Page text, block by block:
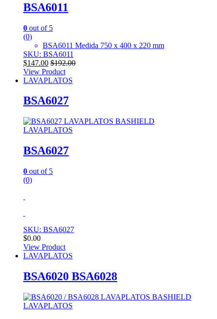
BSA6011
0 out of 5
(0)
BSA6011 Medida 750 x 400 x 220 mm
SKU: BSA6011
$147.00 $192.00
View Product
LAVAPLATOS
BSA6027
LAVAPLATOS
BSA6027
0 out of 5
(0)
SKU: BSA6027
$0.00
View Product
LAVAPLATOS
BSA6020 BSA6028
LAVAPLATOS